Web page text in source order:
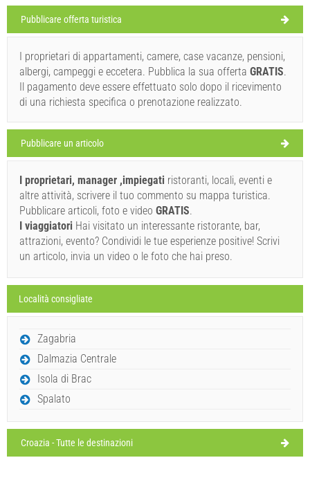
33°C
Velocità del vento: 3.70 km/h
08/08/26 35°C pioggia leggera
domenica,
09/08/26 29°C cielo sereno
lunedì, 32°C cielo sereno
martedì,
11/08/26
mercoledì,
12/08/26
Ivan Nane (Facebook page)
Address: Blaženog Augustina Kažotića 1 telefono
021881857
posta elettronica:info@svdominik.com WORKING HOURS
Dovete visitare(/) Visitare(/)
Pubblicare offerta turistica
I proprietari di appartamenti, camere, case vacanze, pensioni,
albergi, campeggi e eccetera. Pubblica la sua offerta GRATIS.
Il pagamento deve essere effettuato solo dopo il ricevimento
di una richiesta specifica o prenotazione realizzato.
Pubblicare un articolo
I proprietari, manager ,impiegati ristoranti, locali, eventi e
altre attività, scrivere il tuo commento su mappa turistica.
Pubblicare articoli, foto e video GRATIS.
I viaggiatori Hai visitato un interessante ristorante, bar,
attrazioni, evento? Condividi le tue esperienze positive! Scrivi
un articolo, invia un video o le foto che hai preso.
Località consigliate
Zagabria
Dalmazia Centrale
Isola di Brac
Spalato
Croazia - Tutte le destinazioni